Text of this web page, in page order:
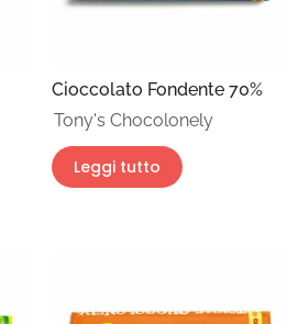
Cioccolato Fondente 70%
Tony's Chocolonely
Leggi tutto